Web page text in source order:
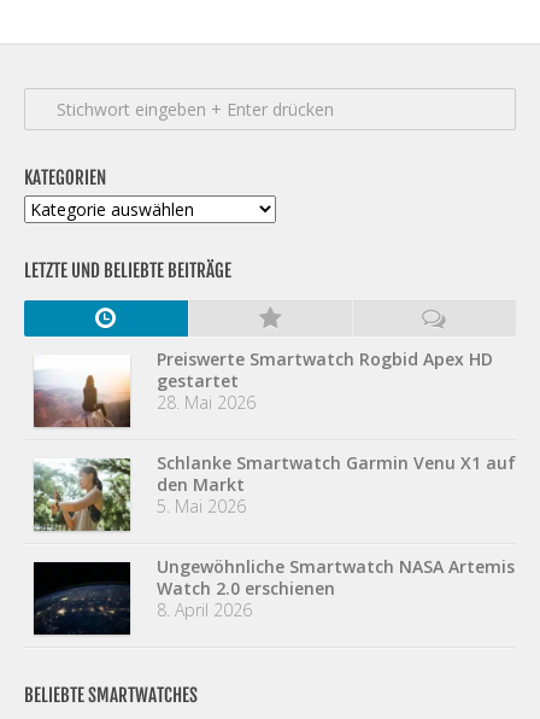
KATEGORIEN
Kategorien
LETZTE UND BELIEBTE BEITRÄGE
Preiswerte Smartwatch Rogbid Apex HD
gestartet
28. Mai 2026
Schlanke Smartwatch Garmin Venu X1 auf
den Markt
5. Mai 2026
Ungewöhnliche Smartwatch NASA Artemis
Watch 2.0 erschienen
8. April 2026
BELIEBTE SMARTWATCHES